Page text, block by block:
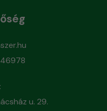
u. 29.